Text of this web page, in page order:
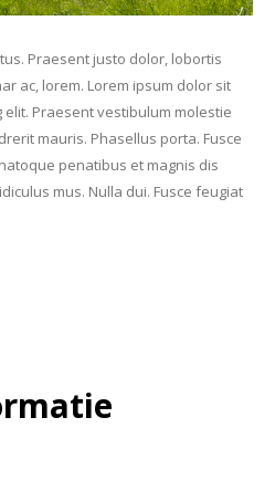
Praesent justo dolor, lobortis
ac, lorem. Lorem ipsum dolor sit
Praesent vestibulum molestie
mauris. Phasellus porta. Fusce
penatibus et magnis dis
mus. Nulla dui. Fusce feugiat